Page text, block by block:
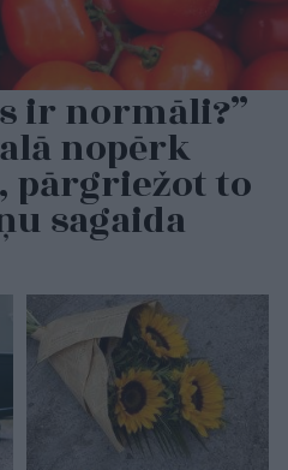
ir normāli?”
nopērk
pārgriežot to
sagaida